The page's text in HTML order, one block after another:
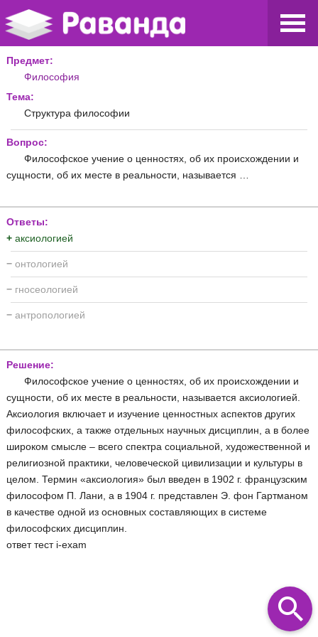
Предмет:
Философия
Тема:
Структура философии
Вопрос:
Философское учение о ценностях, об их происхождении и
сущности, об их месте в реальности, называется …
Ответы:
+ аксиологией
− онтологией
− гносеологией
− антропологией
Решение:
Философское учение о ценностях, об их происхождении и
сущности, об их месте в реальности, называется аксиологией.
Аксиология включает и изучение ценностных аспектов других
философских, а также отдельных научных дисциплин, а в более
широком смысле – всего спектра социальной, художественной и
религиозной практики, человеческой цивилизации и культуры в
целом. Термин «аксиология» был введен в 1902 г. французским
философом П. Лани, а в 1904 г. представлен Э. фон Гартманом
в качестве одной из основных составляющих в системе
философских дисциплин.
ответ тест i-exam